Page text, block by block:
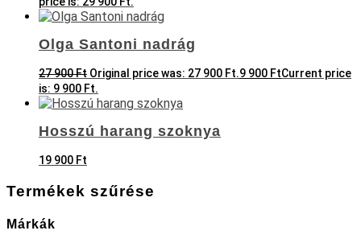
Olga Santoni nadrág
27 900Ft Original price was: 27 900 Ft.9 900 FtCurrent price
is: 9 900 Ft.
Hosszú harang szoknya
19 900 Ft
Termékek szűrése
Márkák